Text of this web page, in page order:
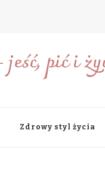
pić i
Zdrowy styl życia